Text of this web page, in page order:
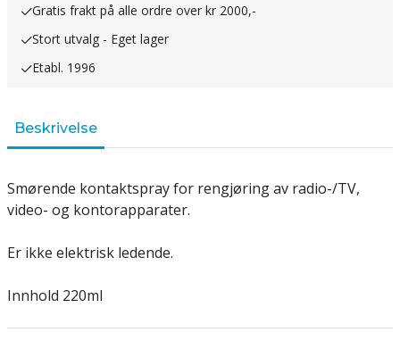
Gratis frakt på alle ordre over kr 2000,-
Stort utvalg - Eget lager
Etabl. 1996
Beskrivelse
Smørende kontaktspray for rengjøring av radio-/TV,
video- og kontorapparater.
Er ikke elektrisk ledende.
Innhold 220ml